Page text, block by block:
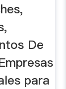
De
para